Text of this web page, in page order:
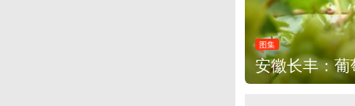
图集
安徽长丰：